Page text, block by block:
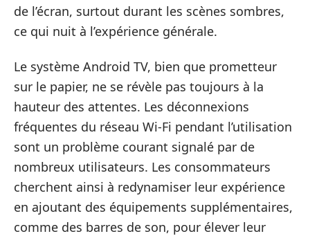
de l’écran, surtout durant les scènes sombres,
ce qui nuit à l’expérience générale.
Le système Android TV, bien que prometteur
sur le papier, ne se révèle pas toujours à la
hauteur des attentes. Les déconnexions
fréquentes du réseau Wi-Fi pendant l’utilisation
sont un problème courant signalé par de
nombreux utilisateurs. Les consommateurs
cherchent ainsi à redynamiser leur expérience
en ajoutant des équipements supplémentaires,
comme des barres de son, pour élever leur